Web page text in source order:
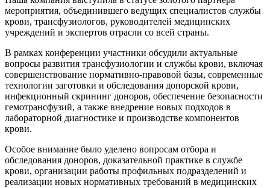
мероприятия, объединившего ведущих специалистов службы
крови, трансфузиологов, руководителей медицинских
учреждений и экспертов отрасли со всей страны.
В рамках конференции участники обсудили актуальные
вопросы развития трансфузиологии и службы крови, включая
совершенствование нормативно-правовой базы, современные
технологии заготовки и обследования донорской крови,
инфекционный скрининг доноров, обеспечение безопасности
гемотрансфузий, а также внедрение новых подходов в
лабораторной диагностике и производстве компонентов
крови.
Особое внимание было уделено вопросам отбора и
обследования доноров, доказательной практике в службе
крови, организации работы профильных подразделений и
реализации новых нормативных требований в медицинских